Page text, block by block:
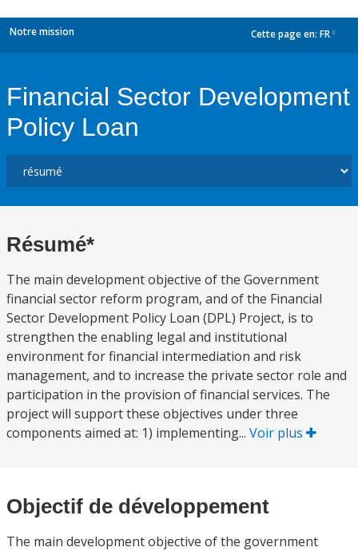
Notre mission Cette page en: FR
Financial Sector Development
Policy Loan
Résumé*
The main development objective of the Government
financial sector reform program, and of the Financial
Sector Development Policy Loan (DPL) Project, is to
strengthen the enabling legal and institutional
environment for financial intermediation and risk
management, and to increase the private sector role and
participation in the provision of financial services. The
project will support these objectives under three
components aimed at: 1) implementing... Voir plus
Objectif de développement
The main development objective of the government